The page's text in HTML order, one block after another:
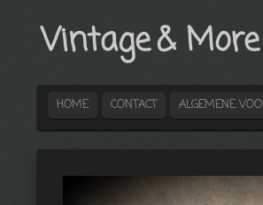
Vintage& More
HOME CONTACT ALGEMENE